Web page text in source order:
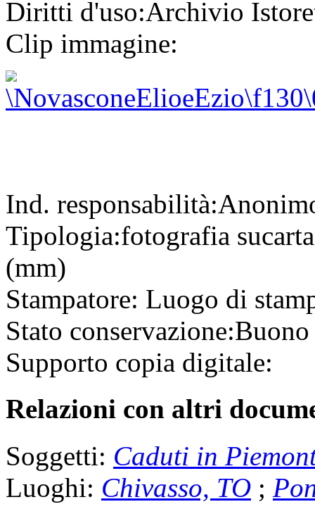
Diritti d'uso:Archivio
Clip immagine:
Ind. responsabilità:
Tipologia:fotografia su
(mm)
Stampatore: Luogo di
Stato conservazione:Buono
Supporto copia digitale:
Relazioni con altri
Soggetti: Caduti in
Luoghi: Chivasso, TO ;